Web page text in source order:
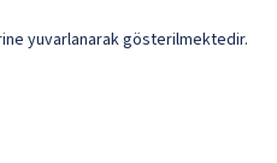
yuvarlanarak gösterilmektedir.